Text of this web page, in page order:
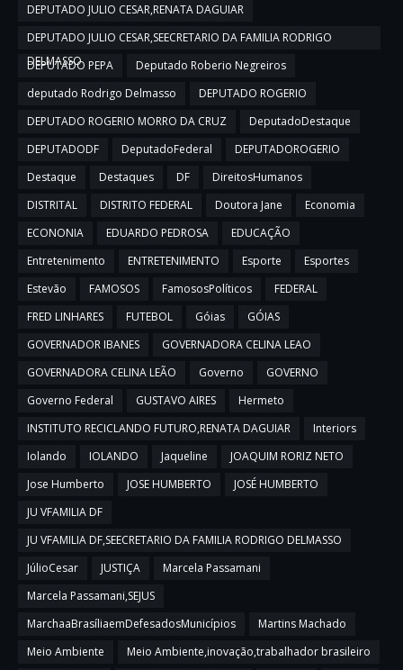
DEPUTADO JULIO CESAR,RENATA DAGUIAR
DEPUTADO JULIO CESAR,SEECRETARIO DA FAMILIA RODRIGO
DELMASSO
DEPUTADO PEPA
Deputado Roberio Negreiros
deputado Rodrigo Delmasso
DEPUTADO ROGERIO
DEPUTADO ROGERIO MORRO DA CRUZ
DeputadoDestaque
DEPUTADODF
DeputadoFederal
DEPUTADOROGERIO
Destaque
Destaques DF
DireitosHumanos
DISTRITAL
DISTRITO FEDERAL Doutora Jane
Economia
ECONONIA
EDUARDO PEDROSA
EDUCAÇÃO
Entretenimento
ENTRETENIMENTO Esporte
Esportes
Estevão
FAMOSOS FamososPolíticos
FEDERAL
FRED LINHARES
FUTEBOL Góias
GÓIAS
GOVERNADOR IBANES
GOVERNADORA CELINA LEAO
GOVERNADORA CELINA LEÃO
Governo
GOVERNO
Governo Federal
GUSTAVO AIRES
Hermeto
INSTITUTO RECICLANDO FUTURO,RENATA DAGUIAR
Interiors
Iolando
IOLANDO Jaqueline
JOAQUIM RORIZ NETO
Jose Humberto
JOSE HUMBERTO
JOSÉ HUMBERTO
JU VFAMILIA DF
JU VFAMILIA DF,SEECRETARIO DA FAMILIA RODRIGO DELMASSO
JúlioCesar
JUSTIÇA
Marcela Passamani
Marcela Passamani,SEJUS
MarchaaBrasíliaemDefesadosMunicípios
Martins Machado
Meio Ambiente
Meio Ambiente,inovação,trabalhador brasileiro